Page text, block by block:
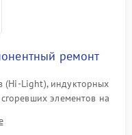
ремонт
(Hi-Light), индукторных
элементов на
поврежденной